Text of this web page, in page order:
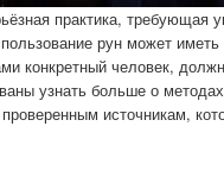
практика, требующая
рун может иметь
конкретный человек,
узнать больше о
источникам,